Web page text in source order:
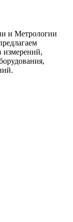
и Метрологии
измерений,